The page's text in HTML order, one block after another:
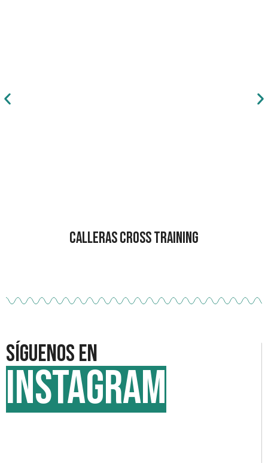
Calleras Cross Training
Síguenos en
INSTAGRAM